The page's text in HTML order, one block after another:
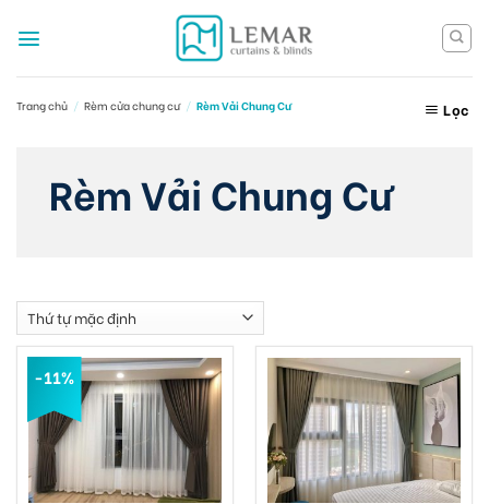
Trang chủ / Rèm cửa chung cư / Rèm Vải Chung Cư Lọc
Rèm Vải Chung Cư
-11%